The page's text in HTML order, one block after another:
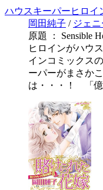
ハウスキーパーヒロイ
岡田純子 / ジェ
原題 ： Sensible
ヒロインがハウ
インコミックス
ーパーがまさか
は・・・！ 「